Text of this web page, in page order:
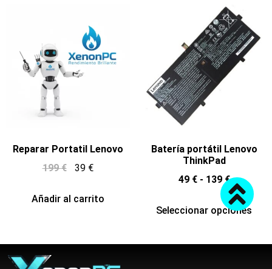
Reparar Portatil Lenovo
199€ 39 €
Añadir al carrito
Batería portátil Lenovo
ThinkPad
49 € - 139 €
Seleccionar opciones